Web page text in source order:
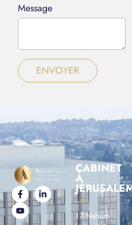
Message
ENVOYER
CABINET
À
17 Nahum